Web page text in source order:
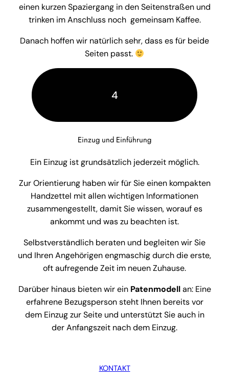
einen kurzen Spaziergang in den Seitenstraßen und
trinken im Anschluss noch gemeinsam Kaffee.
Danach hoffen wir natürlich sehr, dass es für beide
Seiten passt.
4
Einzug und Einführung
Ein Einzug ist grundsätzlich jederzeit möglich.
Zur Orientierung haben wir für Sie einen kompakten
Handzettel mit allen wichtigen Informationen
zusammengestellt, damit Sie wissen, worauf es
ankommt und was zu beachten ist.
Selbstverständlich beraten und begleiten wir Sie
und Ihren Angehörigen engmaschig durch die erste,
oft aufregende Zeit im neuen Zuhause.
Darüber hinaus bieten wir ein Patenmodellan: Eine
erfahrene Bezugsperson steht Ihnen bereits vor
dem Einzug zur Seite und unterstützt Sie auch in
der Anfangszeit nach dem Einzug.
KONTAKT